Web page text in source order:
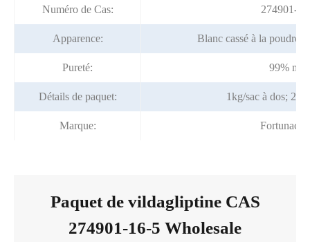
Numéro de Cas: 274901-
Apparence: Blanc cassé à la poudre
Pureté: 99% min
Détails de paquet: 1kg/sac à dos;
Marque:
Paquet de vildagliptine CAS
274901-16-5 Wholesale